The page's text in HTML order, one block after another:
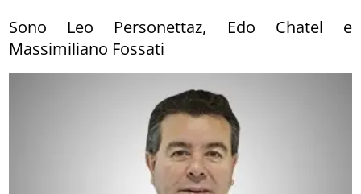
Sono Leo Personettaz, Edo Chatel e
Massimiliano Fossati